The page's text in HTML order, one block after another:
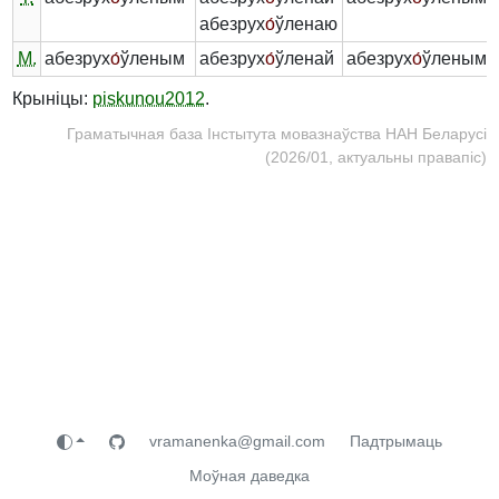
абезрухо́ўленаю
М. абезрухо́ўленым абезрухо́ўленай абезрухо́ўленым
Крыніцы: piskunou2012.
Граматычная база Інстытута мовазнаўства НАН Беларусі
(2026/01, актуальны правапіс)
vramanenka@gmail.com
Падтрымаць
Моўная даведка